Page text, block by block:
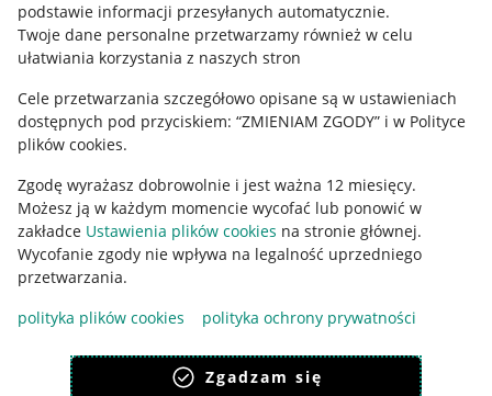
podstawie informacji przesyłanych automatycznie.
Twoje dane personalne przetwarzamy również w celu
ułatwiania korzystania z naszych stron
Cele przetwarzania szczegółowo opisane są w ustawieniach
dostępnych pod przyciskiem: “ZMIENIAM ZGODY” i w Polityce
plików cookies.
Zgodę wyrażasz dobrowolnie i jest ważna 12 miesięcy.
Możesz ją w każdym momencie wycofać lub ponowić w
zakładce Ustawienia plików cookies na stronie głównej.
Wycofanie zgody nie wpływa na legalność uprzedniego
przetwarzania.
polityka plików cookies
polityka ochrony prywatności
Zgadzam się
Polityka plików "cookies"
Ustawienia plików "cookies"
Udostępnianie lokalizacji
Informacje dla Aktu o Usługach Cyfrowych
Pobierz aplikację